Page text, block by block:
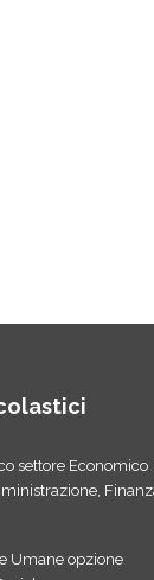
settore Economico
Umane opzione